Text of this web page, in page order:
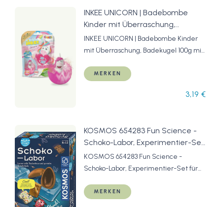
INKEE UNICORN | Badebombe
Kinder mit Überraschung,
Badekugel 100g mit
Einhornfiguren, Pop-corn Duft
INKEE UNICORN | Badebombe Kinder
mit Überraschung, Badekugel 100g mit
MERKEN
3,19 €
KOSMOS 654283 Fun Science -
Schoko-Labor, Experimentier-Set
für Kinder ab 8-12 Jahre,
Schokolade selber Formen,
selber Machen
KOSMOS 654283 Fun Science -
Schoko-Labor, Experimentier-Set für
selber Formen, Süßigkeiten und
MERKEN